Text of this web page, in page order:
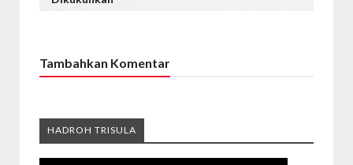
Tambahkan Komentar
HADROH TRISULA